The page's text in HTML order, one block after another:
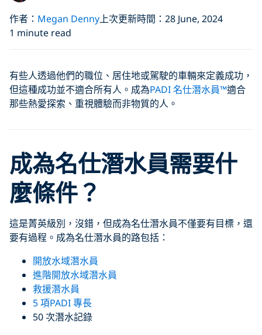
作者： Megan Denny上次更新時間：28 June, 2024
1 minute read
有些人透過他們的職位、居住地或駕駛的車輛來定義成功，
但這種成功並不適合所有人。成為PADI 名仕潛水員™適合
那些熱愛探索、重視體驗而非物質的人。
成為名仕潛水員需要什
麼條件？
這是菁英級別，沒錯，但成為名仕潛水員不僅要有目標，還
要有過程。成為名仕潛水員的路包括：
開放水域潛水員
進階開放水域潛水員
救援潛水員
5 項PADI 專長
50 次潛水記錄